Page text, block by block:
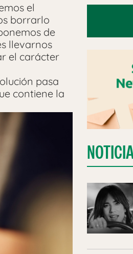
el
borrarlo
de
llevarnos
el carácter
pasa
contiene la